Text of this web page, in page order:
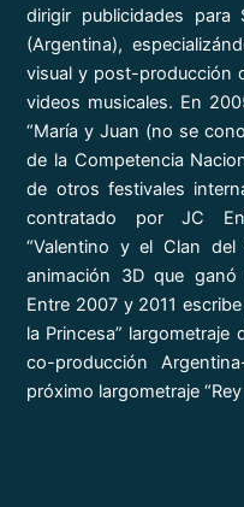
dirigir publicidades para
(Argentina),
visual y post-producción
videos musicales. En
“María y Juan (no se
de la Competencia
de otros festivales
contratado por JC
“Valentino y el Clan del
animación 3D que ganó
Entre 2007 y 2011
la Princesa” largometraje
co-producción
próximo largometraje